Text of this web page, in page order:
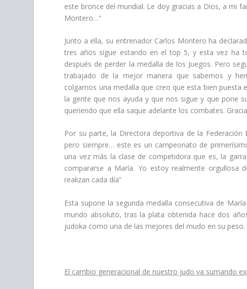
este bronce del mundial. Le doy gracias a Dios, a mi
Montero…“
Junto a ella, su entrenador Carlos Montero ha
tres años sigue estando en el top 5, y esta vez ha
después de perder la medalla de los Juegos. Pero
trabajado de la mejor manera que sabemos y
colgarnos una medalla que creo que esta bien
la gente que nos ayuda y que nos sigue y que pone
queriendo que ella saque adelante los combates.
Por su parte, la Directora deportiva de la Federación
pero siempre… este es un campeonato de
una vez más la clase de competidora que es, la
compararse a María. Yo estoy realmente
realizan cada día”
Esta supone la segunda medalla consecutiva de
mundo absoluto, tras la plata obtenida hace dos
judoka como una de las mejores del mudo en su peso.
El cambio generacional de nuestro judo va sumando